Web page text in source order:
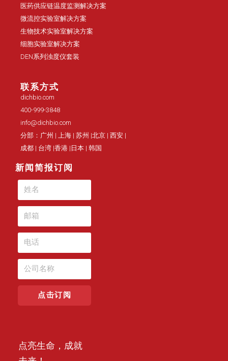
医药供应链温度监测解决方案
微流控实验室解决方案
生物技术实验室解决方案
细胞实验室解决方案
DEN系列浊度仪套装
联系方式
dichbio.com
400-999-3848
info@dichbio.com
分部：广州 | 上海 | 苏州 |北京 | 西安 |
成都 | 台湾 |香港 |日本 | 韩国
新闻简报订阅
点击订阅
点亮生命，成就